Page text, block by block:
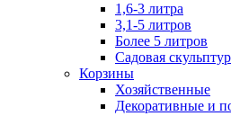
1,6-3 литра
3,1-5 литров
Более 5 литров
Садовая
Корзины
Хозяйственные
Декоративные и